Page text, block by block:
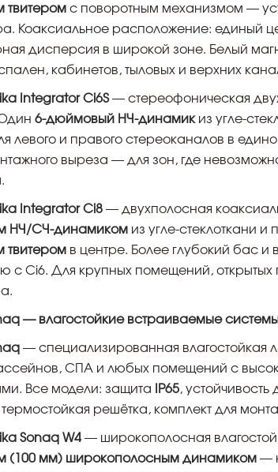
твитером с поворотным механизмом —
Коаксиальное расположение: единый
дисперсия в широкой зоне. Белый
кабинетов, тыловых и верхних
Integrator Ci6S— стереофоническая
6-дюймовый НЧ-динамикиз угле-
левого и правого стереоканалов в
выреза — для зон, где
Integrator Ci8 — двухполосная
НЧ/СЧ-динамиком из угле-стеклоткани и
твитером в центре. Более глубокий бас
с Ci6. Для крупных помещений,
— влагостойкие встраиваемые системы
— специализированная влагостойкая
СПА и любых помещений с
Все модели: защита
IP65, устойчивость
решётка, комплект для
Sonaq W4 — широкополосная
(100 мм) широкополосным динамиком —